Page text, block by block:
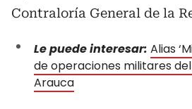
Contraloría General de la
Le puede interesar: Alias
de operaciones militares
Arauca